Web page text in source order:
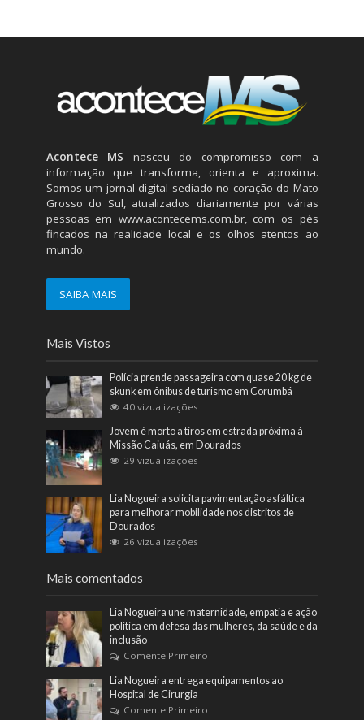
Acontece MS nasceu do compromisso com a
informação que transforma, orienta e aproxima.
Somos um jornal digital sediado no coração do Mato
Grosso do Sul, atualizados diariamente por várias
pessoas em www.acontecems.com.br, com os pés
fincados na realidade local e os olhos atentos ao
mundo.
SAIBA MAIS
Mais Vistos
Polícia prende passageira com quase 20 kg de
skunk em ônibus de turismo em Corumbá
40 vizualizações
Jovem é morto a tiros em estrada próxima à
Missão Caiuás, em Dourados
29 vizualizações
Lia Nogueira solicita pavimentação asfáltica
para melhorar mobilidade nos distritos de
Dourados
26 vizualizações
Mais comentados
Lia Nogueira une maternidade, empatia e ação
política em defesa das mulheres, da saúde e da
inclusão
Comente Primeiro
Lia Nogueira entrega equipamentos ao
Hospital de Cirurgia
Comente Primeiro